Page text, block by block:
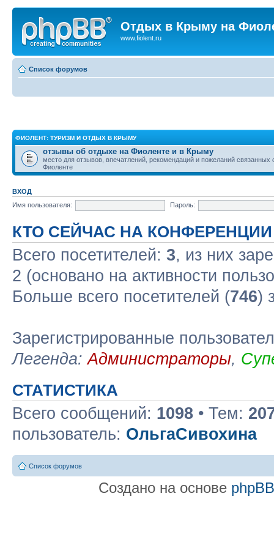
Отдых в Крыму на
www.fiolent.ru
Список форумов
ФИОЛЕНТ: ТУРИЗМ И ОТДЫХ В КРЫМУ
отзывы об отдыхе на Фиоленте и в Крыму
место для отзывов, впечатлений, рекомендаций и пожеланий связанных
Фиоленте
ВХОД
Имя пользователя:
Пароль:
КТО СЕЙЧАС НА КОНФЕРЕНЦИИ
Всего посетителей: 3, из них
2 (основано на активности
Больше всего посетителей (746)
Зарегистрированные
Легенда:Администраторы,
СТАТИСТИКА
Всего сообщений: 1098 • Тем:
пользователь: ОльгаСивохина
Список форумов
Создано на основе phpBB